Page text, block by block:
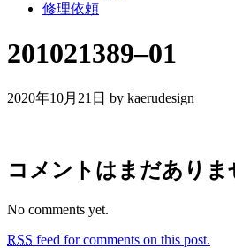
修理依頼
201021389–01
2020年10月21日 by kaerudesign
コメントはまだありま
No comments yet.
RSS feed for comments on this post.